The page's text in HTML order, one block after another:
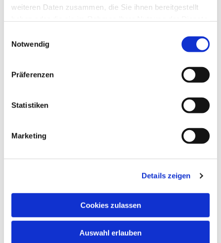
weiteren Daten zusammen, die Sie ihnen bereitgestellt
Notwendig
Präferenzen
Statistiken
Marketing
Details zeigen
Cookies zulassen
Auswahl erlauben